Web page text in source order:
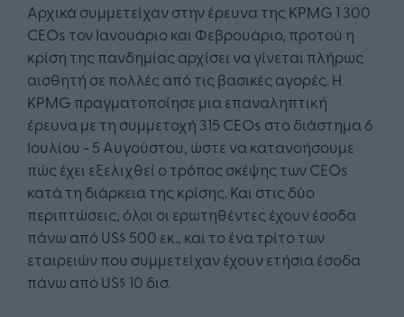
Αρχικά συμμετείχαν στην έρευνα της KPMG 1 300
CEOs τον Ιανουάριο και Φεβρουάριο, προτού η
κρίση της πανδημίας αρχίσει να γίνεται πλήρως
αισθητή σε πολλές από τις βασικές αγορές. Η
KPMG πραγματοποίησε μια επαναληπτική
έρευνα με τη συμμετοχή 315 CEOs στο διάστημα 6
Ιουλίου - 5 Αυγούστου, ώστε να κατανοήσουμε
πώς έχει εξελιχθεί ο τρόπος σκέψης των CEOs
κατά τη διάρκεια της κρίσης. Και στις δύο
περιπτώσεις, όλοι οι ερωτηθέντες έχουν έσοδα
πάνω από US$ 500 εκ., και το ένα τρίτο των
εταιρειών που συμμετείχαν έχουν ετήσια έσοδα
πάνω από US$ 10 δισ.